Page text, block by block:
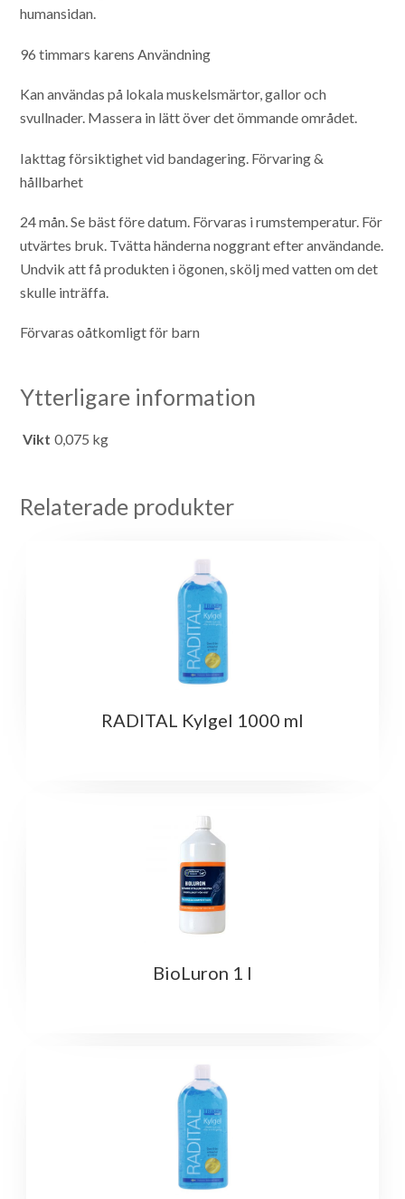
humansidan.
96 timmars karens Användning
Kan användas på lokala muskelsmärtor, gallor och
svullnader. Massera in lätt över det ömmande området.
Iakttag försiktighet vid bandagering. Förvaring &
hållbarhet
24 mån. Se bäst före datum. Förvaras i rumstemperatur. För
utvärtes bruk. Tvätta händerna noggrant efter användande.
Undvik att få produkten i ögonen, skölj med vatten om det
skulle inträffa.
Förvaras oåtkomligt för barn
Ytterligare information
Vikt 0,075 kg
Relaterade produkter
RADITAL Kylgel 1000 ml
BioLuron 1 l